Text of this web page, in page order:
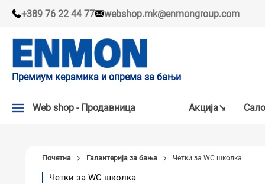
+389 76 22 44 77 webshop.mk@enmongroup.com
Премиум керамика и опрема за бањи
Web shop - Продавница
НАШИ ПРЕПОРАКИ
Акцијa↘
Почетна Галантерија за бања Четки за WC школка
Четки за WC школка